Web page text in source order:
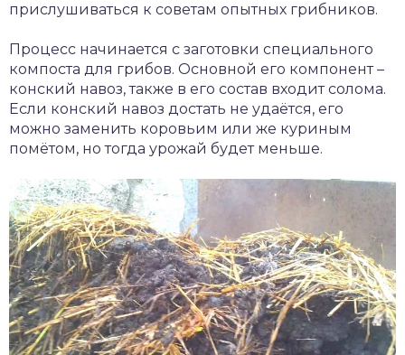
прислушиваться к советам опытных грибников.
Процесс начинается с заготовки специального
компоста для грибов. Основной его компонент –
конский навоз, также в его состав входит солома.
Если конский навоз достать не удаётся, его
можно заменить коровьим или же куриным
помётом, но тогда урожай будет меньше.